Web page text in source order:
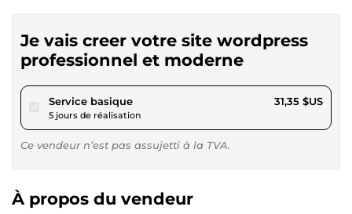
Je vais creer votre site wordpress
professionnel et moderne
Service basiquepour 28,89 $US
5 jours de réalisation
31,35 $US
Ce vendeur n’est pas assujetti à la TVA.
À propos du vendeur